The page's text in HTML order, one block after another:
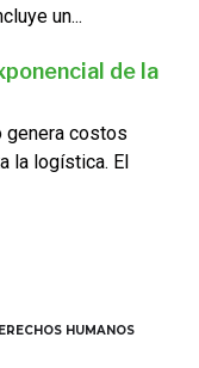
un...
de la
genera costos
la logística. El
HUMANOS